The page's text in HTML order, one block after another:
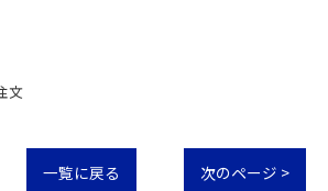
文
一覧に戻る 次のページ >